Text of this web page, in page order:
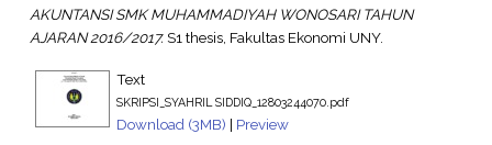
AKUNTANSI SMK MUHAMMADIYAH WONOSARI TAHUN
AJARAN 2016/2017.S1 thesis, Fakultas Ekonomi UNY.
Text
SKRIPSI_SYAHRIL SIDDIQ_12803244070.pdf
Download (3MB) | Preview